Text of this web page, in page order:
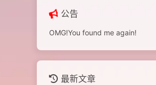
公告
OMG!You found me again!
最新文章